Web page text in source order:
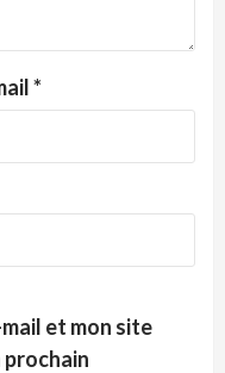
*
et mon site